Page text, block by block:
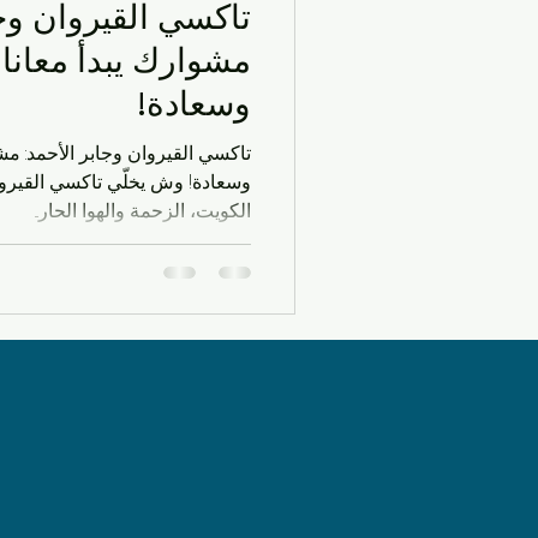
سيارات الأجرة الحياة
الحياة العملية في الكويت
شركات التاكسي مشاوير
توصيل سريع خدمات
تاكسي القيروان
مشوارك يبدأ
وسعادة!
تاكسي القيروان وجابر الأحمد:
وسعادة! وش يخلّي تاكسي
الكويت، الزحمة والهوا الحار...